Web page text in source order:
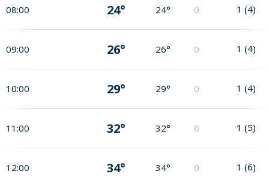
08:00 24° 24° 0 1 (4)
09:00 26° 26° 0 1 (4)
10:00 29° 29° 0 1 (4)
11:00 32° 32° 0 1 (5)
12:00 34° 34° 0 1 (6)